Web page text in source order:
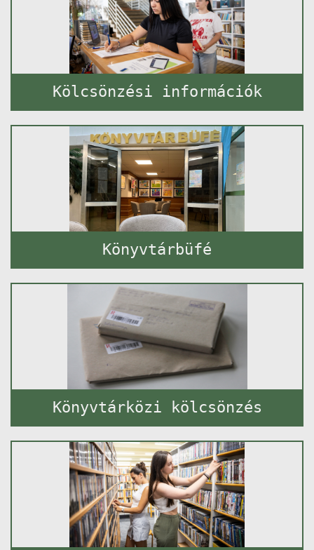
Kölcsönzési információk
Könyvtárbüfé
Könyvtárközi kölcsönzés